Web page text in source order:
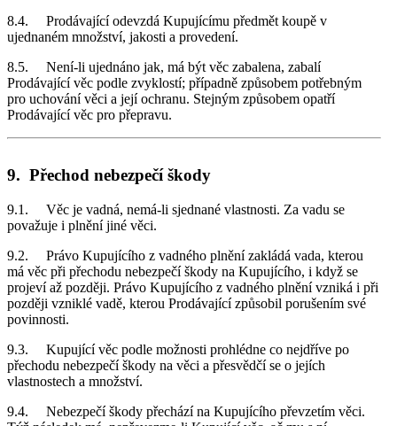
8.4. Prodávající odevzdá Kupujícímu předmět koupě v
ujednaném množství, jakosti a provedení.
8.5. Není-li ujednáno jak, má být věc zabalena, zabalí
Prodávající věc podle zvyklostí; případně způsobem potřebným
pro uchování věci a její ochranu. Stejným způsobem opatří
Prodávající věc pro přepravu.
9. Přechod nebezpečí škody
9.1. Věc je vadná, nemá-li sjednané vlastnosti. Za vadu se
považuje i plnění jiné věci.
9.2. Právo Kupujícího z vadného plnění zakládá vada, kterou
má věc při přechodu nebezpečí škody na Kupujícího, i když se
projeví až později. Právo Kupujícího z vadného plnění vzniká i při
později vzniklé vadě, kterou Prodávající způsobil porušením své
povinnosti.
9.3. Kupující věc podle možnosti prohlédne co nejdříve po
přechodu nebezpečí škody na věci a přesvědčí se o jejích
vlastnostech a množství.
9.4. Nebezpečí škody přechází na Kupujícího převzetím věci.